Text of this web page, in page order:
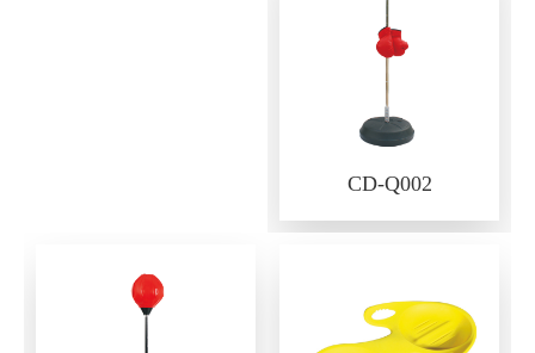
CD-Q002